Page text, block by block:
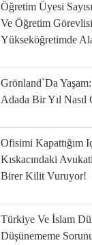
Öğretim Üyesi
Ve Öğretim Görevlisi
Yükseköğretimde
Grönland`da
Adada Bir Yıl Nasıl
Ofisimi Kapattığım
Kıskacındaki
Birer Kilit Vuruyor!
Türkiye Ve İslam
Düşünememe